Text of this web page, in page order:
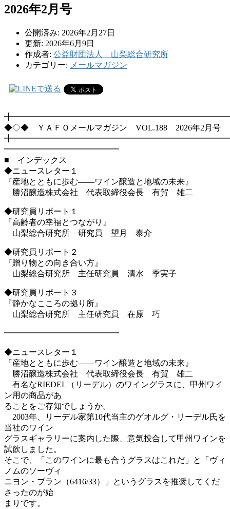
2026年2月号
公開済み: 2026年2月27日
更新: 2026年6月9日
作成者: 公益財団法人 山梨総合研究所
カテゴリー: メールマガジン
◆◇◆ ＹＡＦＯメールマガジン VOL.188 2026年2月号
━━━━━━━━━━━━━━
■ インデックス
◆ニュースレター１
『産地とともに歩む――ワイン醸造と地域の未来』
勝沼醸造株式会社 代表取締役会長 有賀 雄二
◆研究員リポート１
『高齢者の幸福とつながり』
山梨総合研究所 研究員 望月 泰介
◆研究員リポート２
『贈り物との向き合い方』
山梨総合研究所 主任研究員 清水 季実子
◆研究員リポート３
『静かなこころの拠り所』
山梨総合研究所 主任研究員 在原 巧
━━━━━━━━━━━━━━
◆ニュースレター１
『産地とともに歩む――ワイン醸造と地域の未来』
勝沼醸造株式会社 代表取締役会長 有賀 雄二
有名なRIEDEL（リーデル）のワイングラスに、甲州ワイ
ン用の商品があ
ることをご存知でしょうか。
2003年、リーデル家第10代当主のゲオルグ・リーデル氏を
当社のワイン
グラスギャラリーに案内した際、意気投合して甲州ワインを
試飲しました。
そこで、「このワインに最も合うグラスはこれだ」と「ヴィ
ノムのソーヴィ
ニヨン・ブラン（6416/33）」というグラスを推奨してくだ
さったのが始
まりです。